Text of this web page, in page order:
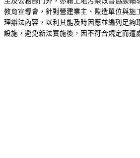
教育宣導會，針對營建業主、監造單位與施
理辦法內容，以利其能及時因應並編列足夠
設施，避免新法實施後，因不符合規定而遭